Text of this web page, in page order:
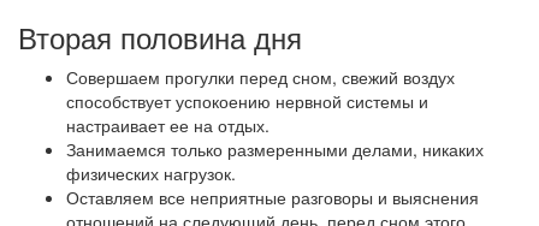
Вторая половина дня
Совершаем прогулки перед сном, свежий воздух
способствует успокоению нервной системы и
настраивает ее на отдых.
Занимаемся только размеренными делами, никаких
физических нагрузок.
Оставляем все неприятные разговоры и выяснения